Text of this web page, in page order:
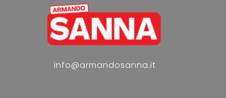
info@armandosanna.it